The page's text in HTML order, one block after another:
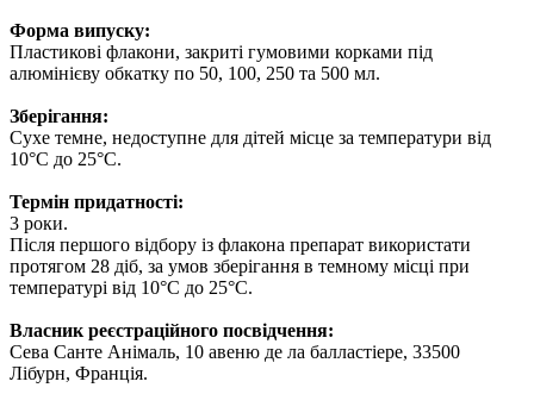
Форма випуску:
Пластикові флакони, закриті гумовими корками під
алюмінієву обкатку по 50, 100, 250 та 500 мл.
Зберігання:
Сухе темне, недоступне для дітей місце за температури від
10°С до 25°С.
Термін придатності:
3 роки.
Після першого відбору із флакона препарат використати
протягом 28 діб, за умов зберігання в темному місці при
температурі від 10°С до 25°С.
Власник реєстраційного посвідчення:
Сева Санте Анімаль, 10 авеню де ла балластіере, 33500
Лібурн, Франція.